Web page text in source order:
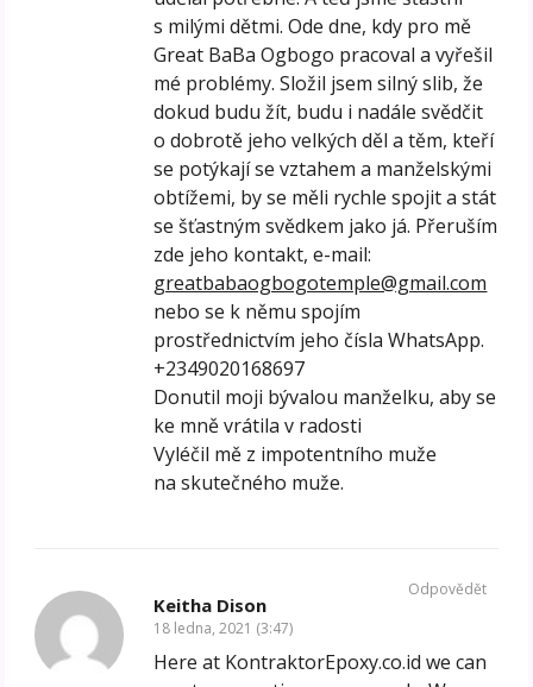
s milými dětmi. Ode dne, kdy pro mě
Great BaBa Ogbogo pracoval a vyřešil
mé problémy. Složil jsem silný slib, že
dokud budu žít, budu i nadále svědčit
o dobrotě jeho velkých děl a těm, kteří
se potýkají se vztahem a manželskými
obtížemi, by se měli rychle spojit a stát
se šťastným svědkem jako já. Přeruším
zde jeho kontakt, e-mail:
greatbabaogbogotemple@gmail.com
nebo se k němu spojím
prostřednictvím jeho čísla WhatsApp.
+2349020168697
Donutil moji bývalou manželku, aby se
ke mně vrátila v radosti
Vyléčil mě z impotentního muže
na skutečného muže.
Keitha Dison
18 ledna, 2021 (3:47)
Here at KontraktorEpoxy.co.id we can
Odpovědět